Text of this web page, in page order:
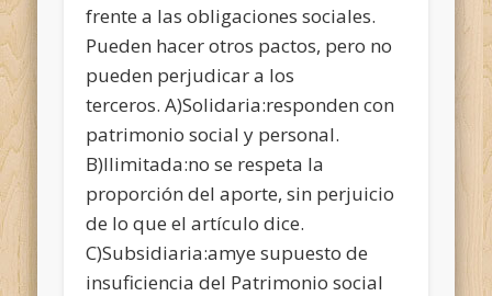
frente a las obligaciones sociales.
Pueden hacer otros pactos, pero no
pueden perjudicar a los
terceros. A)Solidaria:responden con
patrimonio social y personal.
B)Ilimitada:no se respeta la
proporción del aporte, sin perjuicio
de lo que el artículo dice.
C)Subsidiaria:amye supuesto de
insuficiencia del Patrimonio social